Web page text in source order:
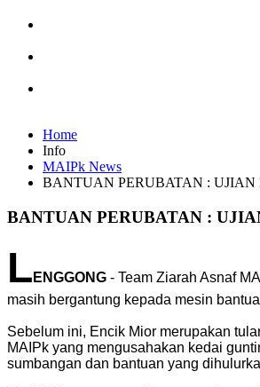
Home
Info
MAIPk News
BANTUAN PERUBATAN : UJIAN
BANTUAN PERUBATAN :
L ENGGONG - Team Ziarah Asnaf
masih bergantung kepada mesin
Sebelum ini, Encik Mior merupakan
MAIPk yang mengusahakan kedai
sumbangan dan bantuan yang